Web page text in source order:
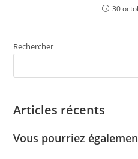
30
Rechercher
Articles récents
Vous pourriez